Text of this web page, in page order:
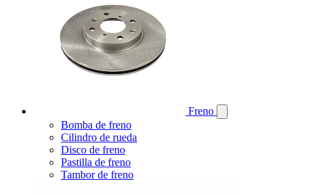
Freno
Bomba de freno
Cilindro de rueda
Disco de freno
Pastilla de freno
Tambor de freno